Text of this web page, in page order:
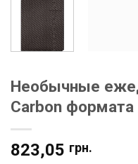
Необычные
Carbon формата
823,05 грн.